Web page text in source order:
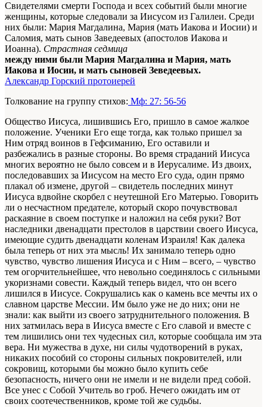
Свидетелями смерти Господа и всех событий были многие
женщины, которые следовали за Иисусом из Галилеи. Среди
них были: Мария Магдалина, Мария (мать Иакова и Иосии) и
Саломия, мать сынов Заведеевых (апостолов Иакова и
Иоанна). Страстная седмица
между ними были Мария Магдалина и Мария, мать
Иакова и Иосии, и мать сыновей Зеведеевых.
Александр Горский протоиерей
Толкование на группу стихов: Мф: 27: 56-56
Общество Иисуса, лишившись Его, пришло в самое жалкое
положение. Ученики Его еще тогда, как только пришел за
Ним отряд воинов в Гефсиманию, Его оставили и
разбежались в разные стороны. Во время страданий Иисуса
многих вероятно не было совсем и в Иерусалиме. Из двоих,
последовавших за Иисусом на место Его суда, один прямо
плакал об измене, другой – свидетель последних минут
Иисуса вдвойне скорбел с неутешной Его Матерью. Говорить
ли о несчастном предателе, который скоро почувствовал
раскаяние в своем поступке и наложил на себя руки? Вот
наследники двенадцати престолов в царствии своего Иисуса,
имеющие судить двенадцати коленам Израиля! Как далека
была теперь от них эта мысль! Их занимало теперь одно
чувство, чувство лишения Иисуса и с Ним – всего, – чувство
тем огорчительнейшее, что невольно соединялось с сильными
укоризнами совести. Каждый теперь видел, что он всего
лишился в Иисусе. Сокрушались как о камень все мечты их о
славном царстве Мессии. Им было уже не до них; они не
знали: как выйти из своего затруднительного положения. В
них затмилась вера в Иисуса вместе с Его славой и вместе с
тем лишились они тех чудесных сил, которые сообщала им эта
вера. Ни мужества в духе, ни силы чудотворений в руках,
никаких пособий со стороны сильных покровителей, или
сокровищ, которыми бы можно было купить себе
безопасность, ничего они не имели и не видели пред собой.
Все унес с Собой Учитель во гроб. Нечего ожидать им от
своих соотечественников, кроме той же судьбы.